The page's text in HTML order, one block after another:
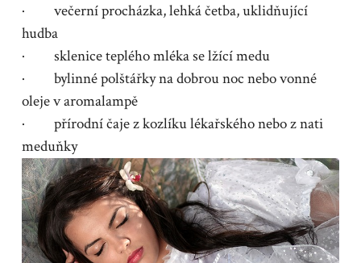
· večerní procházka, lehká četba, uklidňující
hudba
· sklenice teplého mléka se lžící medu
· bylinné polštářky na dobrou noc nebo vonné
oleje v aromalampě
· přírodní čaje z kozlíku lékařského nebo z nati
meduňky